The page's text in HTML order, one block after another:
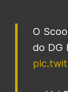
O
do DG